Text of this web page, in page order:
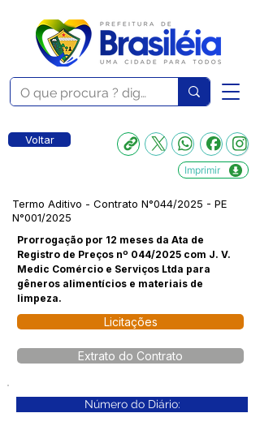
Voltar
Imprimir
Termo Aditivo - Contrato N°044/2025 - PE
N°001/2025
Prorrogação por 12 meses da Ata de
Registro de Preços nº 044/2025 com J. V.
Medic Comércio e Serviços Ltda para
gêneros alimentícios e materiais de
limpeza.
Licitações
Extrato do Contrato
Número do Diário: